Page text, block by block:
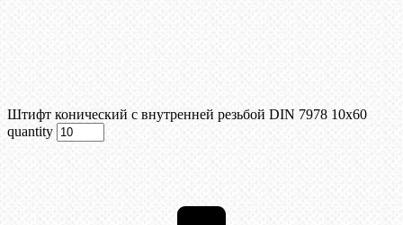
Штифт конический с внутренней резьбой DIN 7978 10х60
quantity